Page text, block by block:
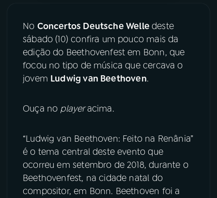
08PRÊMIO RÁDIO MEC
Instagram X
TikTok
No Concertos Deutsche Welledeste
sábado (10) confira um pouco mais da
edição do Beethovenfest em Bonn, que
focou no tipo de música que cercava o
jovem Ludwig van Beethoven.
Ouça no playeracima.
“Ludwig van Beethoven: Feito na Renânia”
é o tema central deste evento que
ocorreu em setembro de 2018, durante o
Beethovenfest, na cidade natal do
compositor, em Bonn. Beethoven foi a